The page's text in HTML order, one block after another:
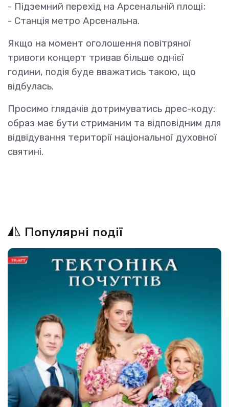
- Підземний перехід на Арсенальній площі;
- Станція метро Арсенальна.
Якщо на момент оголошення повітряної
тривоги концерт тривав більше однієї
години, подія буде вважатись такою, що
відбулась.
Просимо глядачів дотримуватись дрес-коду:
образ має бути стриманим та відповідним для
відвідування території національної духовної
святині.
Популярні події